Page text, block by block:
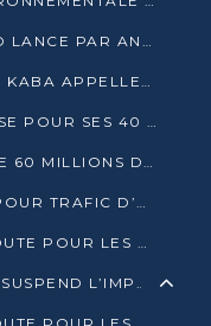
LE PRÉSIDENT SASSOU N’GUESSO LANCE PAR ANTICIPATION LA 39ÈME JOURNÉE NATIONALE DE L’ARBRE
L’ASSOCIATION LES AMIS D’YVON KABA APPELLENT DENIS SASSOU N’GUESSO À SE PORTER CANDIDAT
CONGO : LE BCBTP SE MODERNISE POUR SES 40 ANS D’EXISTENCE
LA BANQUE MONDIALE ACCORDE 60 MILLIONS DE DOLLARS POUR LA RÉSILIENCE URBAINE AU CONGO
NKAYI : UN HOMME INTERPELLÉ POUR TRAFIC D’UN BÉBÉ CHIMPANZÉ
55 ÉTUDIANTS CONGOLAIS EN ROUTE POUR LES UNIVERSITÉS ALGÉRIENNES
LE GOUVERNEMENT CONGOLAIS SUSPEND L’IMPORTATION DES MACHETTES ET DES MOTOS